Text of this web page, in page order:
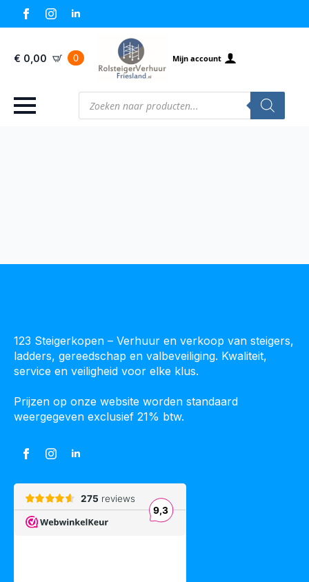
€ 0,00 0 Mijn account
Producten
zoeken
123 Steigerkopen – Verhuur en verkoop van steigers,
ladders, gereedschap en valbeveiliging. Kwaliteit,
service en veiligheid voor elke klus.
Prijzen op onze website worden standaard
weergegeven exclusief 21% btw.